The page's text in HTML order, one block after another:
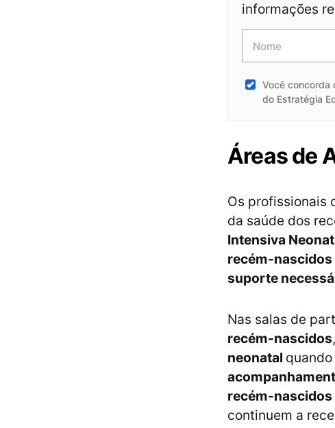
informações
Você concorda
do Estratégia
Áreas de
Os profissionais
da saúde dos
Intensiva
recém-
suporte
Nas salas de
recém-nascidos
neonatal
recém-nascidos
continuem a